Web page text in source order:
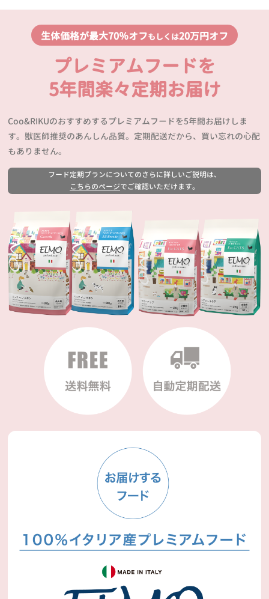
生体価格が最大70％オフもしくは20万円オフ
プレミアムフードを
5年間楽々定期お届け
Coo&RIKUのおすすめするプレミアムフードを5年間お届けしま
す。獣医師推奨のあんしん品質。定期配送だから、買い忘れの心配
もありません。
フード定期プランについてのさらに詳しいご説明は、
こちらのページでご確認いただけます。